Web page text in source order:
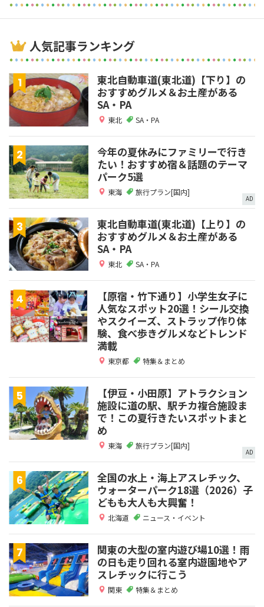
人気記事ランキング
東北自動車道(東北道)【下り】の
おすすめグルメ＆お土産がある
SA・PA
東北 SA・PA
今年の夏休みにファミリーで行き
たい！おすすめ宿＆話題のテーマ
パーク5選
東海 旅行プラン[国内]
AD
東北自動車道(東北道)【上り】の
おすすめグルメ＆お土産がある
SA・PA
東北 SA・PA
【原宿・竹下通り】小学生女子に
人気なスポット20選！シール交換
やスクイーズ、ストラップ作り体
験、食べ歩きグルメなどトレンド
満載
東京都 特集＆まとめ
【伊豆・小田原】アトラクション
施設に道の駅、駅チカ複合施設ま
で！この夏行きたいスポットまと
め
東海 旅行プラン[国内]
AD
全国の水上・海上アスレチック、
ウォーターパーク18選（2026）子
どもも大人も大興奮！
北海道 ニュース・イベント
関東の大型の室内遊び場10選！雨
の日も走り回れる室内遊園地やア
スレチックに行こう
関東 特集＆まとめ